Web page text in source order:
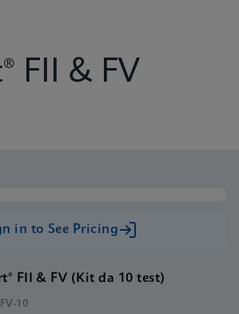
FII & FV
in to See Pricing
FII & FV (Kit da 10 test)
10